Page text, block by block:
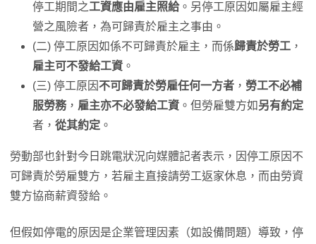
停工期間之工資應由雇主照給。另停工原因如屬雇主經
營之風險者，為可歸責於雇主之事由。
(二) 停工原因如係不可歸責於雇主，而係 歸責於勞工 ，
雇主可不發給工資 。
(三) 停工原因不可歸責於勞雇任何一方者 ， 勞工不必補
服勞務 ， 雇主亦不必發給工資 。但勞雇雙方如另有約定
者， 從其約定 。
勞動部也針對今日跳電狀況向媒體記者表示，因停工原因不
可歸責於勞雇雙方，若雇主直接請勞工返家休息，而由勞資
雙方協商薪資發給。
但假如停電的原因是企業管理因素（如設備問題）導致，停